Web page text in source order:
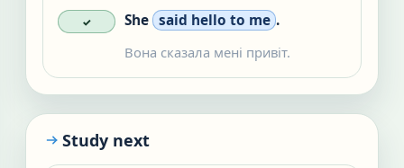
✓ She said hello to me .
Вона сказала мені привіт.
Study next